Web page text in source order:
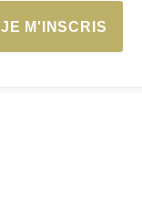
JE M'INSCRIS